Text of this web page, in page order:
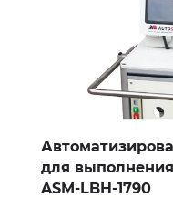
для
ASM-LBH-1790